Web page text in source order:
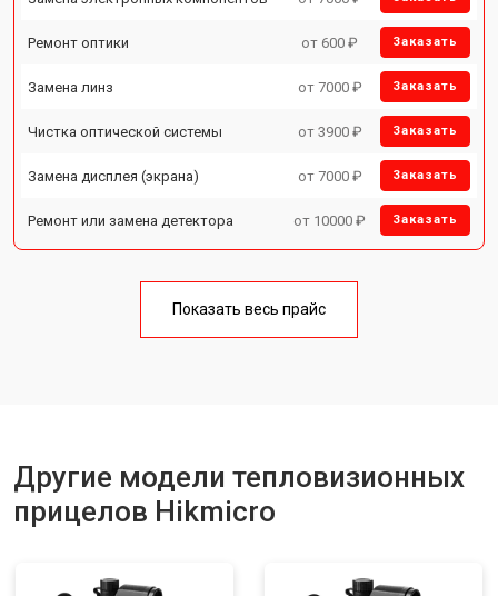
Ремонт оптики от 600 ₽ Заказать
Замена линз от 7000 ₽ Заказать
Чистка оптической системы от 3900 ₽ Заказать
Замена дисплея (экрана) от 7000 ₽ Заказать
Ремонт или замена детектора от 10000 ₽ Заказать
Показать весь прайс
Другие модели тепловизионных
прицелов Hikmicro